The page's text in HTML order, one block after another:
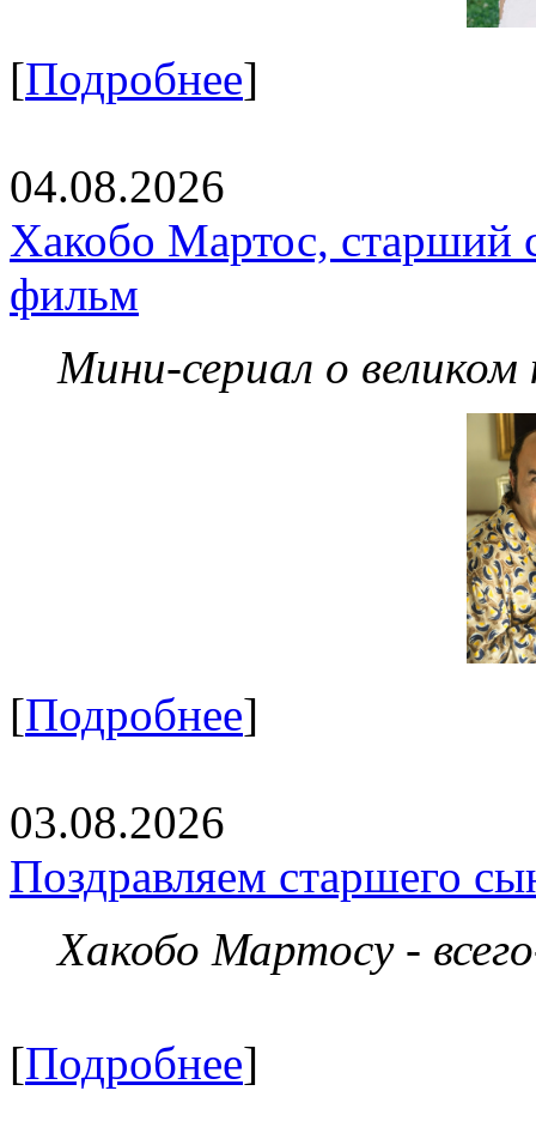
[Подробнее]
04.08.2026
Хакобо Мартос, старший
фильм
Мини-сериал о великом
[Подробнее]
03.08.2026
Поздравляем старшего
Хакобо Мартосу -
[Подробнее]